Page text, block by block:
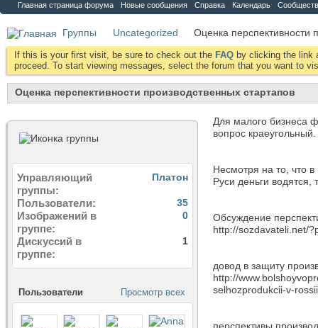
Главная страница форума Новые сообщения Справка Календарь
Группы Uncategorized Оценка перспективности
If this is your first visit, be sure to check out the FAQ by clicking the link
proceed. To start viewing messages, select the forum that you want to
Оценка перспективности производственных стартапов
Для малого бизнеса
вопрос краеугольный.
Несмотря на то, что
Руси деньги водятся,
Обсуждение
http://sozdavateli.net/
довод в защиту
http://
selhozprodukcii-v-
Управляющий
группы
Платон
Пользователи 35
Изображений в
группе
0
Дискуссий в
группе
1
Просмотр всех
Пользователи